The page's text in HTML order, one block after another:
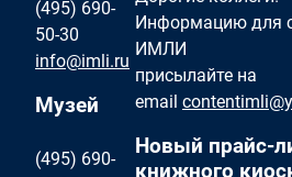
(495) 690-
50-30
info@imli.ru
Музей
(495) 690-
Информацию для
ИМЛИ
присылайте на
email
Новый прайс-
книжного